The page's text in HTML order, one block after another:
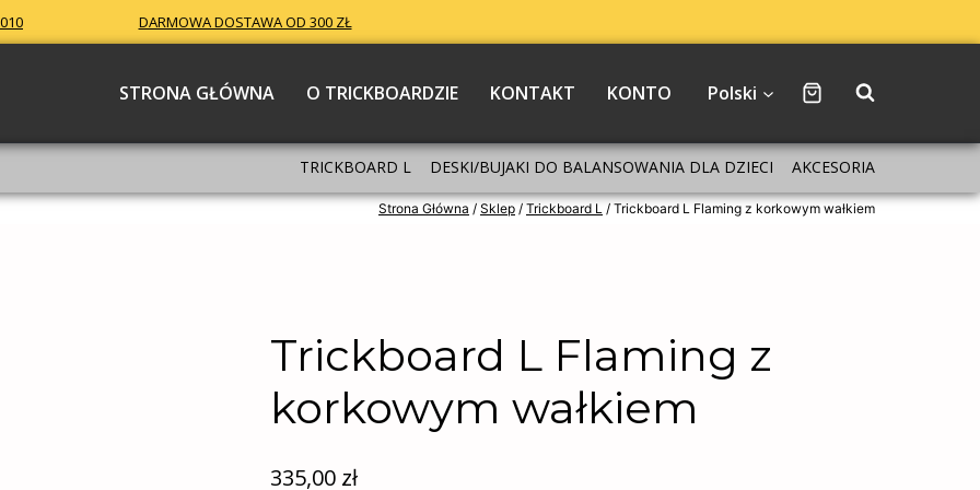
DARMOWA DOSTAWA OD 300 ZŁ
STRONA GŁÓWNA O TRICKBOARDZIE KONTAKT KONTO Polski
TRICKBOARD L DESKI/BUJAKI DO BALANSOWANIA DLA DZIECI AKCESORIA
Strona Główna / Sklep / Trickboard L / Trickboard L Flaming z korkowym wałkiem
Trickboard L Flaming z
korkowym wałkiem
335,00 zł